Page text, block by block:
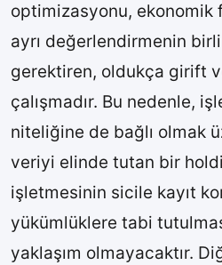
optimizasyonu,
ayrı değerlendirmenin
gerektiren, oldukça girift
çalışmadır. Bu nedenle,
niteliğine de bağlı olmak
veriyi elinde tutan bir
işletmesinin sicile kayıt
yükümlüklere tabi
yaklaşım olmayacaktır.